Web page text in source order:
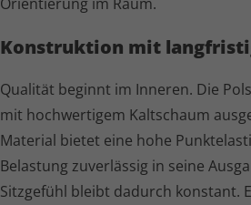
Konstruktion mit
Qualität beginnt im Inneren. Die
mit hochwertigem Kaltschaum
Material bietet eine hohe
Belastung zuverlässig in seine
Sitzgefühl bleibt dadurch konstant.